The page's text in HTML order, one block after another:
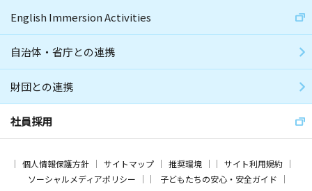
English Immersion Activities
自治体・省庁との連携
財団との連携
社員採用
個人情報保護方針 サイトマップ 推奨環境
サイト利用規約
ソーシャルメディアポリシー
子どもたちの安心・安全ガイド